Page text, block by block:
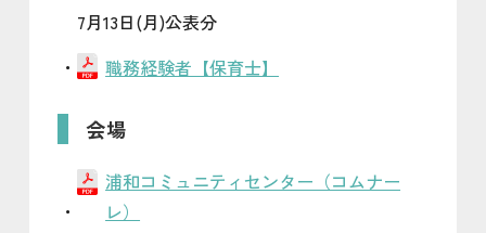
7月13日(月)公表分
職務経験者【保育士】
会場
浦和コミュニティセンター（コムナー
レ）